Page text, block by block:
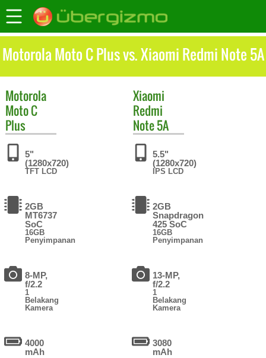
Motorola Moto C Plus vs. Xiaomi Redmi Note 5A
Motorola
Moto C
Plus
5"
(1280x720)
TFT LCD
2GB
MT6737
SoC
16GB
Penyimpanan
8-MP,
f/2.2
1
Belakang
Kamera
4000
mAh
Xiaomi
Redmi
Note 5A
5.5"
(1280x720)
IPS LCD
2GB
Snapdragon
425 SoC
16GB
Penyimpanan
13-MP,
f/2.2
1
Belakang
Kamera
3080
mAh